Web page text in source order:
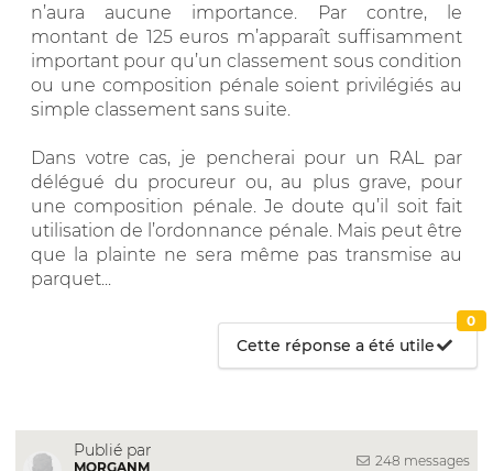
n’aura aucune importance. Par contre, le
montant de 125 euros m’apparaît suffisamment
important pour qu’un classement sous condition
ou une composition pénale soient privilégiés au
simple classement sans suite.
Dans votre cas, je pencherai pour un RAL par
délégué du procureur ou, au plus grave, pour
une composition pénale. Je doute qu’il soit fait
utilisation de l’ordonnance pénale. Mais peut être
que la plainte ne sera même pas transmise au
parquet...
Cette réponse a été utile
0
Publié par
MORGANM 248 messages